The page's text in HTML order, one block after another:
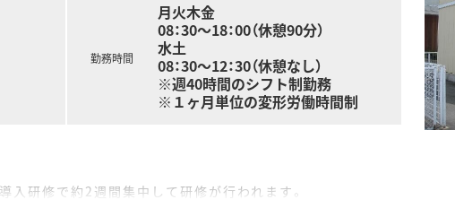
メインに応需しています。
り、2名体制でサポートし合いながら業務を進めています。
剤師20代後半の女性、他事務2名と和気あいあいとしている店舗です♪
合わせて196店舗展開しています。
店舗を構えており、山形県内には24店舗ございます。
、保育園の運営など多岐にわたる経営を行っています。
勤務時間
月火木金
08：30～18：00（休憩90分）
水土
08：30～12：30（休憩なし）
※週40時間のシフト制勤務
※１ヶ月単位の変形労働時間制
入研修で約2週間集中して研修が行われます。